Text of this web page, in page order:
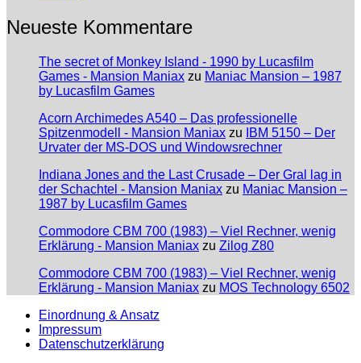
Neueste Kommentare
The secret of Monkey Island - 1990 by Lucasfilm
Games - Mansion Maniax zu Maniac Mansion – 1987
by Lucasfilm Games
Acorn Archimedes A540 – Das professionelle
Spitzenmodell - Mansion Maniax zu
IBM 5150 – Der
Urvater der MS-DOS und Windowsrechner
Indiana Jones and the Last Crusade – Der Gral lag in
der Schachtel - Mansion Maniax zu Maniac Mansion –
1987 by Lucasfilm Games
Commodore CBM 700 (1983) – Viel Rechner, wenig
Erklärung - Mansion Maniax zu Zilog Z80
Commodore CBM 700 (1983) – Viel Rechner, wenig
Erklärung - Mansion Maniax zu MOS Technology 6502
Einordnung & Ansatz
Impressum
Datenschutzerklärung